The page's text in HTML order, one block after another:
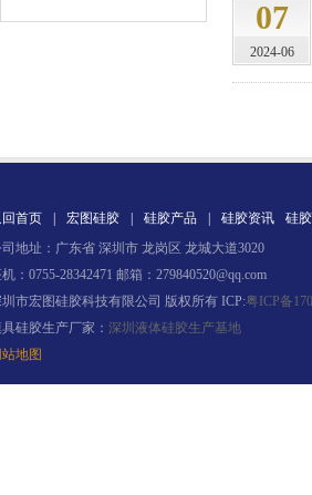
高效过滤器液槽胶
07
2024-06
首页 宏图硅胶 硅胶产品 硅胶资讯 硅
地址：广东省 深圳市 龙岗区 龙城大道3020
：0755-28342471 邮箱：279840520@qq.com
市宏图硅胶科技有限公司 版权所有 ICP:粤ICP备
硅胶生产厂家： 深圳液体硅胶生产基地
地图